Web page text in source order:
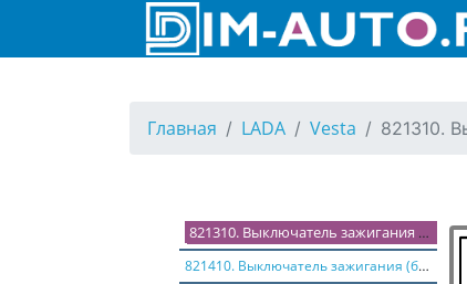
Главная LADA Vesta 821310.
812210. Модуль подрулевых переключателей (FL)
820210. Комбинация приборов (FL)
821310. Выключатель зажигания (c цилиндром замка крышки багажника,EURO)
821410. Выключатель зажигания (без цилиндра замка крышки багажника,EURO)